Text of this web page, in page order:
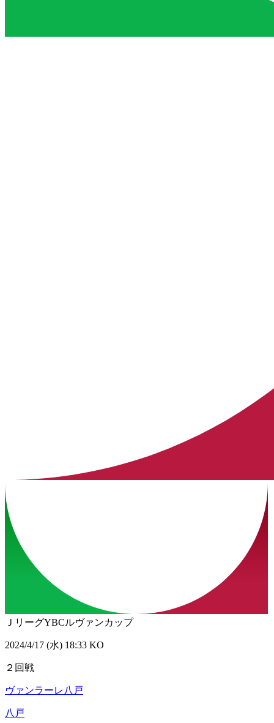
ＪリーグYBCルヴァンカップ
2024/4/17 (水) 18:33 KO
２回戦
ヴァンラーレ八戸
八戸